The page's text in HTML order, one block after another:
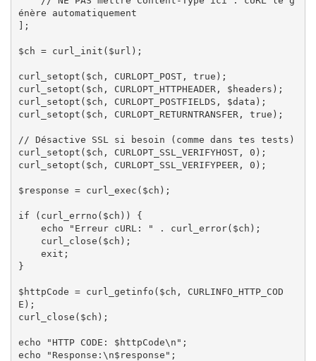
énère automatiquement
];
$ch = curl_init($url);
curl_setopt($ch, CURLOPT_POST, true);
curl_setopt($ch, CURLOPT_HTTPHEADER, $headers);
curl_setopt($ch, CURLOPT_POSTFIELDS, $data);
curl_setopt($ch, CURLOPT_RETURNTRANSFER, true);
// Désactive SSL si besoin (comme dans tes tests)
curl_setopt($ch, CURLOPT_SSL_VERIFYHOST, 0);
curl_setopt($ch, CURLOPT_SSL_VERIFYPEER, 0);
$response = curl_exec($ch);
if (curl_errno($ch)) {
}
$httpCode = curl_getinfo($ch, CURLINFO_HTTP_COD
E);
curl_close($ch);
echo "HTTP CODE: $httpCode\n";